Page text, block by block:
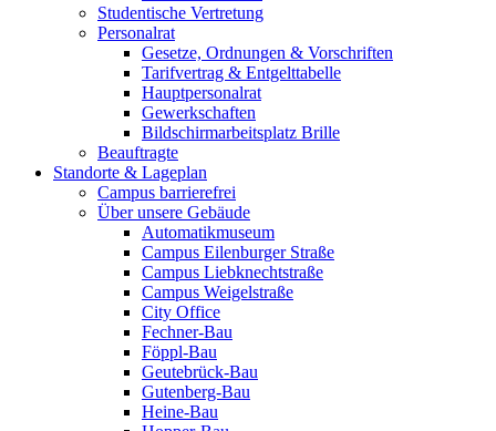
Studentische Vertretung
Personalrat
Gesetze, Ordnungen & Vorschriften
Tarifvertrag & Entgelttabelle
Hauptpersonalrat
Gewerkschaften
Bildschirmarbeitsplatz Brille
Beauftragte
Standorte & Lageplan
Campus barrierefrei
Über unsere Gebäude
Automatikmuseum
Campus Eilenburger Straße
Campus Liebknechtstraße
Campus Weigelstraße
City Office
Fechner-Bau
Föppl-Bau
Geutebrück-Bau
Gutenberg-Bau
Heine-Bau